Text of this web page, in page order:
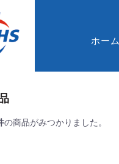
ホーム
の商品がみつかりました。